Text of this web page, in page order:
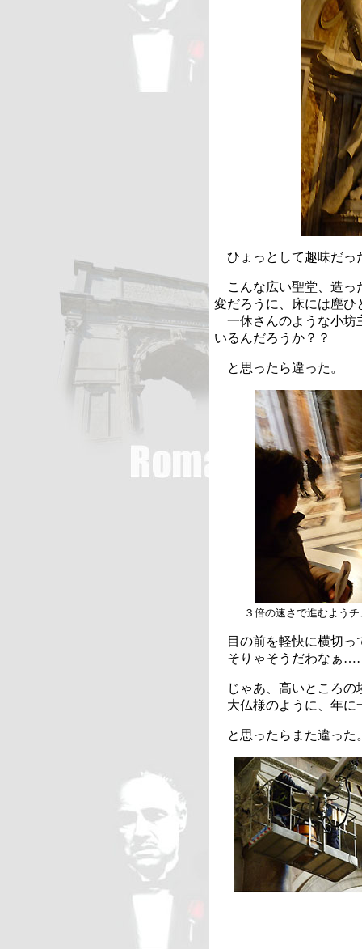
ひょっとして趣味だ
こんな広い聖堂、造っ
変だろうに、床には塵ひ
一休さんのような小坊
いるんだろうか？？
と思ったら違った。
３倍の速さで進むよう
目の前を軽快に横切っ
そりゃそうだわなぁ
じゃあ、高いところの
大仏様のように、年に
と思ったらまた違った